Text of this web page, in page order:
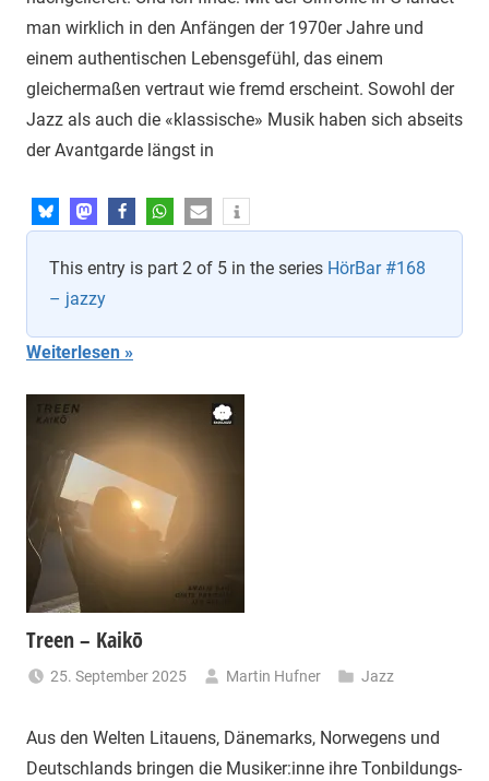
man wirklich in den Anfängen der 1970er Jahre und
einem authentischen Lebensgefühl, das einem
gleichermaßen vertraut wie fremd erscheint. Sowohl der
Jazz als auch die «klassische» Musik haben sich abseits
der Avantgarde längst in
This entry is part 2 of 5 in the series HörBar #168
– jazzy
Weiterlesen
Treen – Kaikō
25. September 2025 Martin Hufner Jazz
Aus den Welten Litauens, Dänemarks, Norwegens und
Deutschlands bringen die Musiker:inne ihre Tonbildungs-